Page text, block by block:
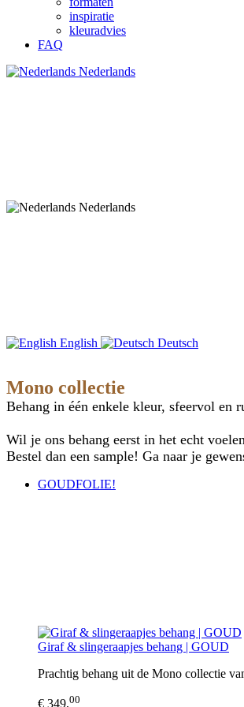
inspiratie
kleuradvies
FAQ
Nederlands
Nederlands
English Deutsch
Mono collectie
Behang in één enkele kleur, sfeervol en
Wil je ons behang eerst in het echt
Bestel dan een sample! Ga naar je
GOUDFOLIE!
Giraf & slingeraapjes behang | GOUD
Prachtig behang uit de Mono collectie
€ 349,00